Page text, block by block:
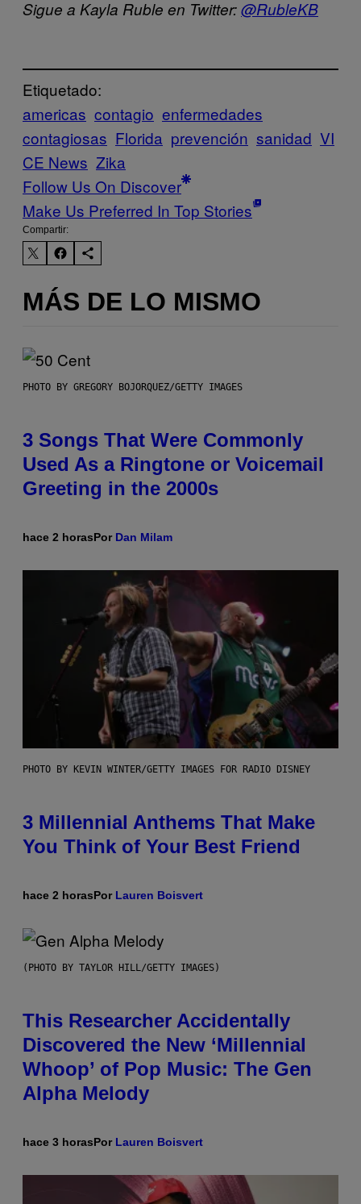
Sigue a Kayla Ruble en Twitter:@RubleKB
Etiquetado:
americas contagio enfermedades
contagiosas Florida prevención sanidad VI
CE News Zika
Follow Us On Discover
Make Us Preferred In Top Stories
Compartir:
MÁS DE LO MISMO
PHOTO BY GREGORY BOJORQUEZ/GETTY IMAGES
3 Songs That Were Commonly
Used As a Ringtone or Voicemail
Greeting in the 2000s
hace 2 horasPor Dan Milam
PHOTO BY KEVIN WINTER/GETTY IMAGES FOR RADIO DISNEY
3 Millennial Anthems That Make
You Think of Your Best Friend
hace 2 horasPor Lauren Boisvert
(PHOTO BY TAYLOR HILL/GETTY IMAGES)
This Researcher Accidentally
Discovered the New ‘Millennial
Whoop’ of Pop Music: The Gen
Alpha Melody
hace 3 horasPor Lauren Boisvert